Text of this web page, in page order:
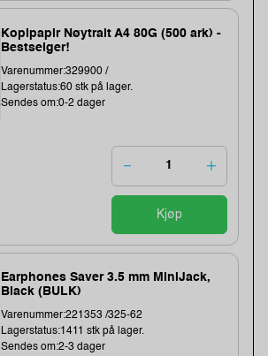
Kopipapir Nøytralt A4 80G (500 ark) -
Bestselger!
Varenummer:329900 /
Lagerstatus:60 stk på lager.
Sendes om:0-2 dager
Kjøp
Earphones Saver 3.5 mm MiniJack,
Black (BULK)
Varenummer:221353 /325-62
Lagerstatus:1411 stk på lager.
Sendes om:2-3 dager